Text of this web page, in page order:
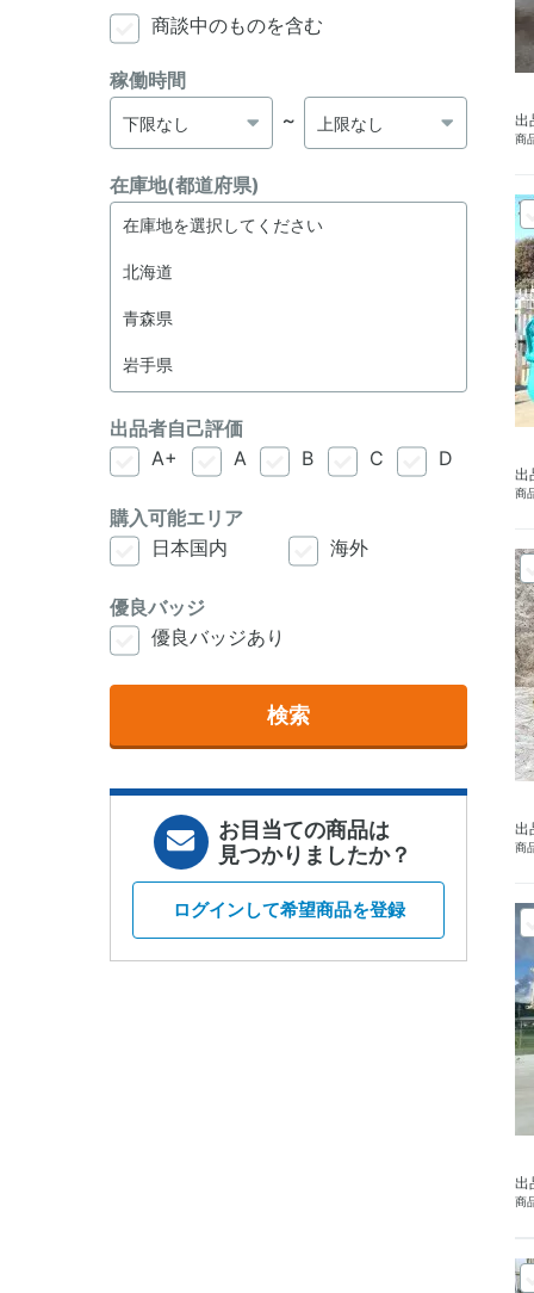
出
商
出
商
出
商
出
商
商談中のものを含む
稼働時間
～
在庫地(都道府県)
出品者自己評価
A+
A B C D
購入可能エリア
日本国内
海外
優良バッジ
優良バッジあり
検索
お目当ての商品は
見つかりましたか？
ログインして希望商品を登録